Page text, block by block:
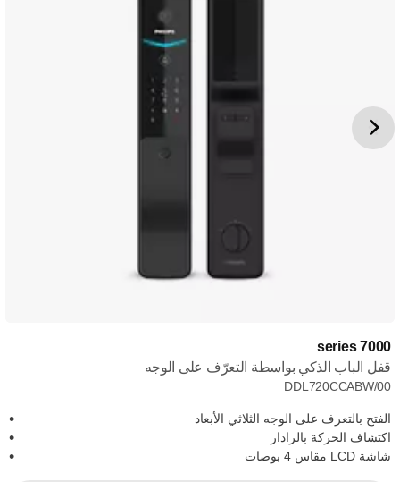
7000 series
قفل الباب الذكي بواسطة التعرّف على الوجه
DDL720CCABW/00
الفتح بالتعرف على الوجه الثلاثي الأبعاد
اكتشاف الحركة بالرادار
شاشة LCD مقاس 4 بوصات